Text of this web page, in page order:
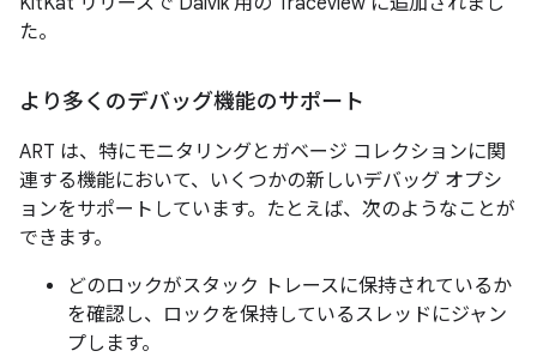
た。
より多くのデバッグ機能のサポート
ART は、特にモニタリングとガベージ コレクションに関
連する機能において、いくつかの新しいデバッグ オプシ
ョンをサポートしています。たとえば、次のようなことが
できます。
どのロックがスタック トレースに保持されているか
を確認し、ロックを保持しているスレッドにジャン
プします。